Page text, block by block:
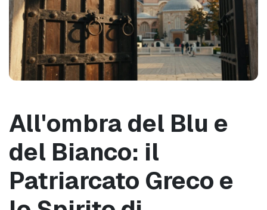
All'ombra del Blu e
del Bianco: il
Patriarcato Greco e